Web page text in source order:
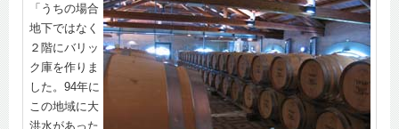
「うちの場合
地下ではなく
２階にバリッ
ク庫を作りま
した。94年に
この地域に大
洪水があった